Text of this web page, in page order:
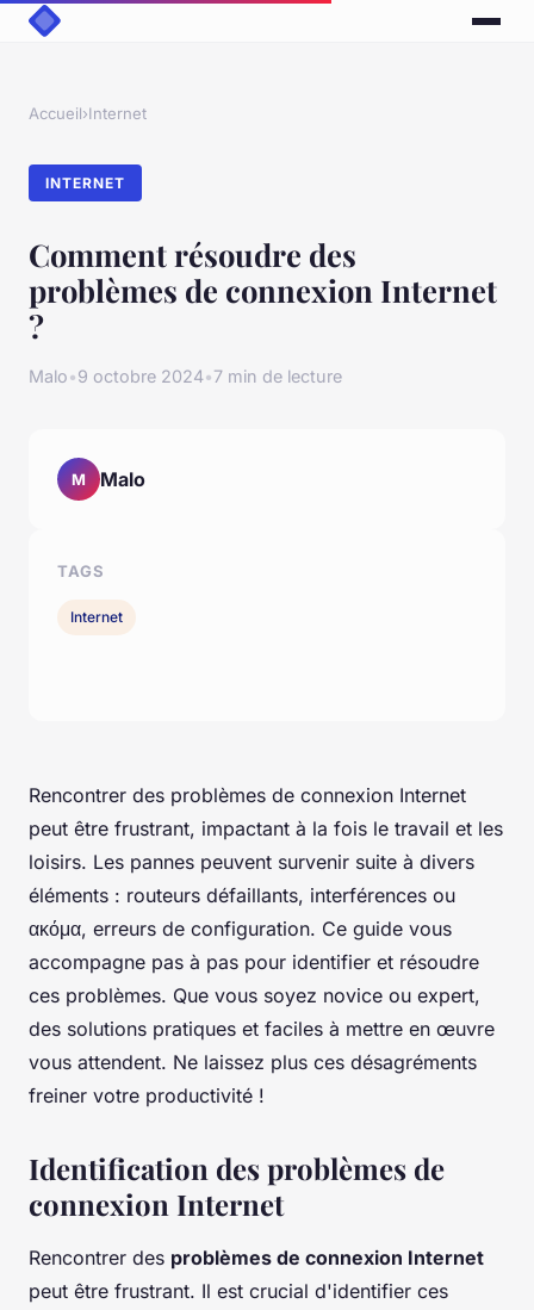
Accueil›Internet
INTERNET
Comment résoudre des
problèmes de connexion Internet
?
Malo•9 octobre 2024•7 min de lecture
Rencontrer des problèmes de connexion Internet
peut être frustrant, impactant à la fois le travail et les
loisirs. Les pannes peuvent survenir suite à divers
éléments : routeurs défaillants, interférences ou
ακόμα, erreurs de configuration. Ce guide vous
accompagne pas à pas pour identifier et résoudre
ces problèmes. Que vous soyez novice ou expert,
des solutions pratiques et faciles à mettre en œuvre
vous attendent. Ne laissez plus ces désagréments
freiner votre productivité !
Identification des problèmes de
connexion Internet
Rencontrer des problèmes de connexion Internet
peut être frustrant. Il est crucial d'identifier ces
M Malo
TAGS
Internet